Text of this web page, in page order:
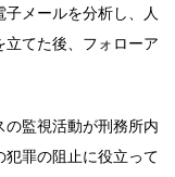
メールを分析し、人
てた後、フォローア
監視活動が刑務所内
罪の阻止に役立って